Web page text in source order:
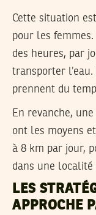
Cette situation
pour les femmes.
des heures, par
transporter
prennent du
En revanche,
ont les moyens
à 8 km par jour,
dans une localité
LES
APPROCHE